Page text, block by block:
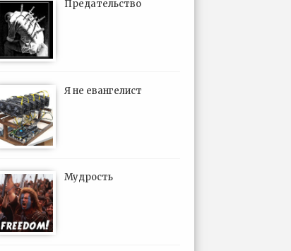
Предательство
Я не евангелист
Мудрость